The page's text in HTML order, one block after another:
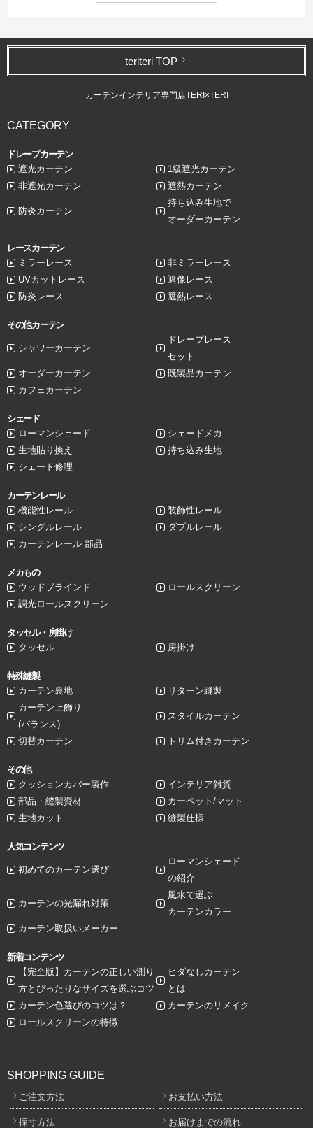
teriteri TOP
カーテンインテリア専門店TERI×TERI
CATEGORY
ドレープカーテン
遮光カーテン
1級遮光カーテン
非遮光カーテン
遮熱カーテン
防炎カーテン
持ち込み生地で
オーダーカーテン
レースカーテン
ミラーレース
非ミラーレース
UVカットレース
遮像レース
防炎レース
遮熱レース
その他カーテン
シャワーカーテン
ドレープレース
セット
オーダーカーテン
既製品カーテン
カフェカーテン
シェード
ローマンシェード
シェードメカ
生地貼り換え
持ち込み生地
シェード修理
カーテンレール
機能性レール
装飾性レール
シングルレール
ダブルレール
カーテンレール 部品
メカもの
ウッドブラインド
ロールスクリーン
調光ロールスクリーン
タッセル・房掛け
タッセル
房掛け
特殊縫製
カーテン裏地
リターン縫製
カーテン上飾り
(バランス)
スタイルカーテン
切替カーテン トリム付きカーテン
その他
クッションカバー製作
インテリア雑貨
部品・縫製資材
カーペット/マット
生地カット
縫製仕様
人気コンテンツ
初めてのカーテン選び
ローマンシェード
の紹介
カーテンの光漏れ対策
風水で選ぶ
カーテンカラー
カーテン取扱いメーカー
新着コンテンツ
【完全版】カーテンの正しい測り
方とぴったりなサイズを選ぶコツ
ヒダなしカーテン
とは
カーテン色選びのコツは？
カーテンのリメイク
ロールスクリーンの特徴
SHOPPING GUIDE
ご注文方法 お支払い方法
採寸方法 お届けまでの流れ